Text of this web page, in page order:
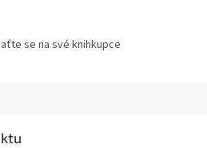
se na své knihkupce